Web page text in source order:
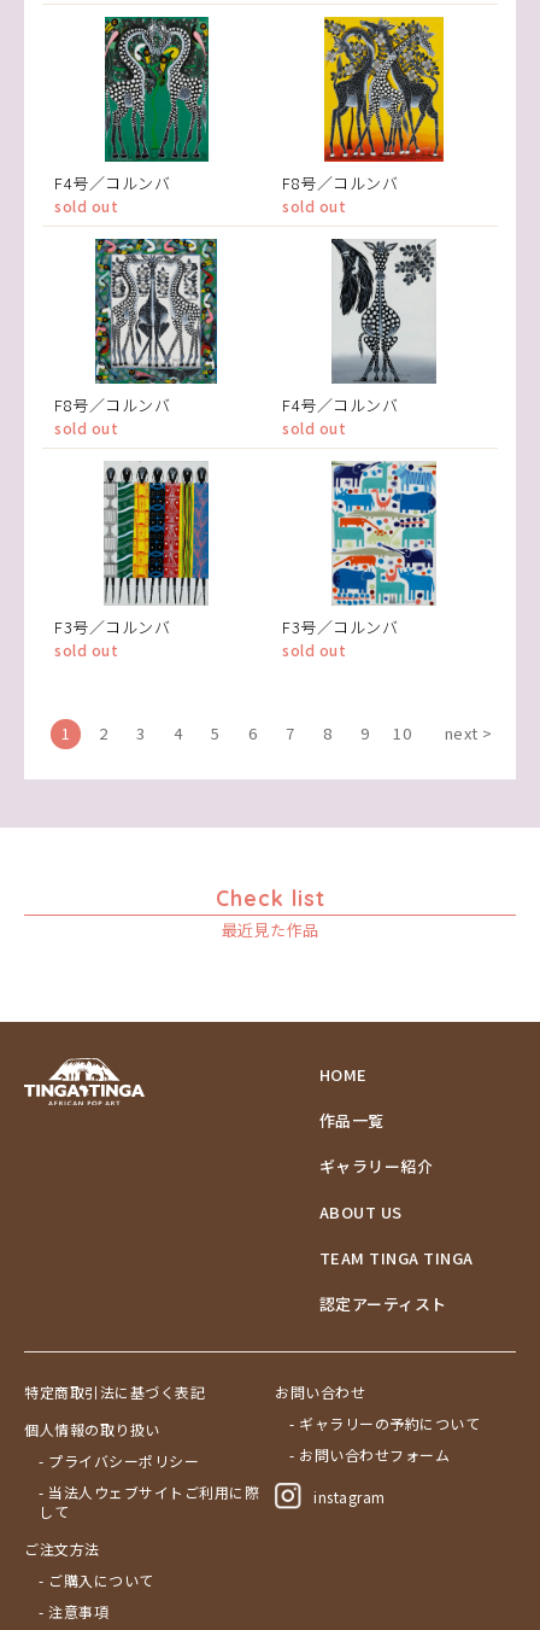
F4号／コルンバ
sold out
F8号／コルンバ
sold out
F8号／コルンバ
sold out
F4号／コルンバ
sold out
F3号／コルンバ
sold out
F3号／コルンバ
sold out
1 2 3 4 5 6 7 8 9 10 next >
Check list
最近見た作品
HOME
作品一覧
ギャラリー紹介
ABOUT US
TEAM TINGA TINGA
認定アーティスト
特定商取引法に基づく表記
個人情報の取り扱い
- プライバシーポリシー
- 当法人ウェブサイトご利用に際
して
ご注文方法
- ご購入について
- 注意事項
お問い合わせ
- ギャラリーの予約について
- お問い合わせフォーム
instagram